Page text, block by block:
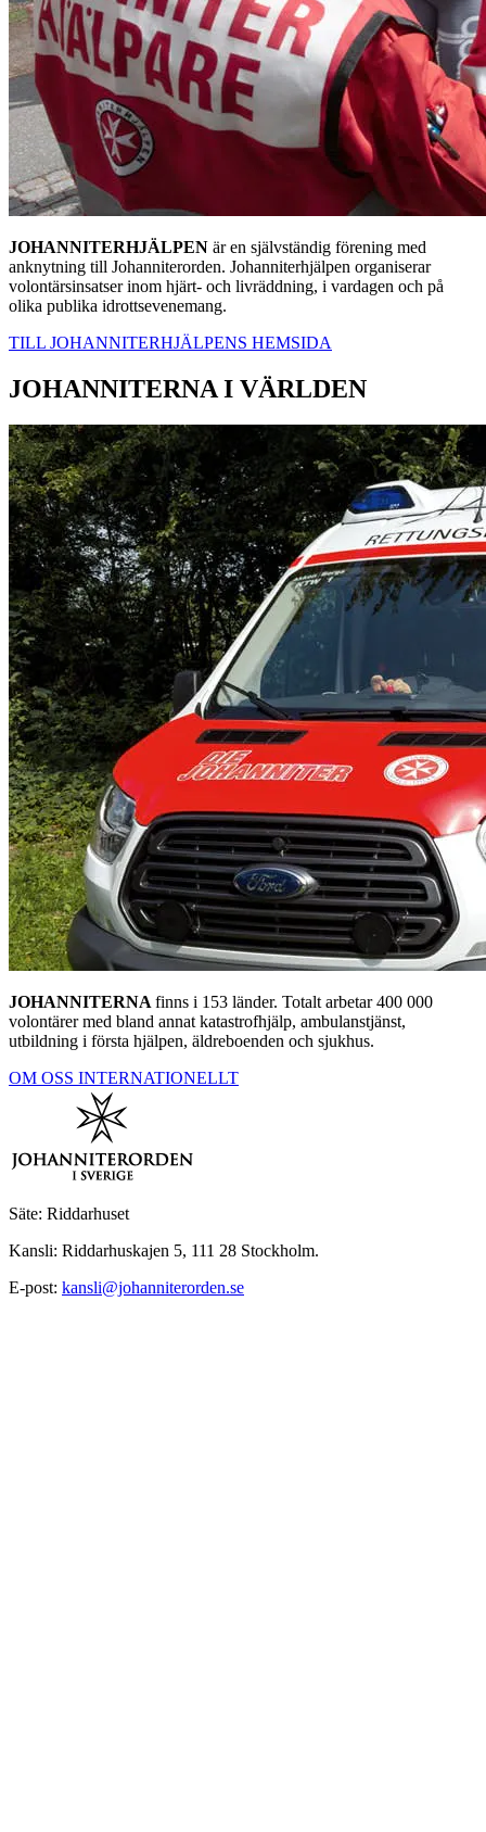
JOHANNITERHJÄLPEN är en självständig förening med
anknytning till Johanniterorden. Johanniterhjälpen organiserar
volontärsinsatser inom hjärt- och livräddning, i vardagen och på
olika publika idrottsevenemang.
TILL JOHANNITERHJÄLPENS HEMSIDA
JOHANNITERNA I VÄRLDEN
JOHANNITERNAfinns i 153 länder. Totalt arbetar 400 000
volontärer med bland annat katastrofhjälp, ambulanstjänst,
utbildning i första hjälpen, äldreboenden och sjukhus.
OM OSS INTERNATIONELLT
Säte: Riddarhuset
Kansli: Riddarhuskajen 5, 111 28 Stockholm.
E-post: kansli@johanniterorden.se